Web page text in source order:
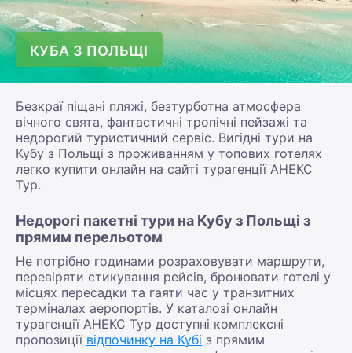
КУБА З ПОЛЬЩІ
Безкраї піщані пляжі, безтурботна атмосфера
вічного свята, фантастичні тропічні пейзажі та
недорогий туристичний сервіс. Вигідні тури на
Кубу з Польщі з проживанням у топових готелях
легко купити онлайн на сайті турагенції АНЕКС
Тур.
Недорогі пакетні тури на Кубу з Польщі з
прямим перельотом
Не потрібно годинами розраховувати маршрути,
перевіряти стикування рейсів, бронювати готелі у
місцях пересадки та гаяти час у транзитних
терміналах аеропортів. У каталозі онлайн
турагенції АНЕКС Тур доступні комплексні
пропозиції відпочинку на Кубі з прямим